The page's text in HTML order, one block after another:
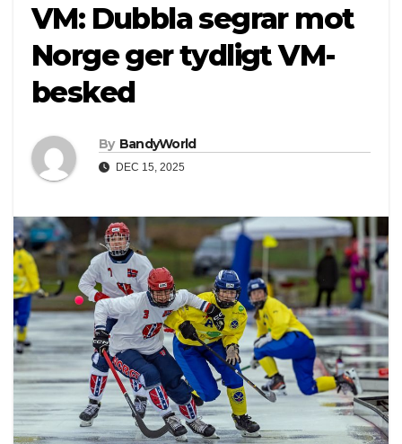
VM: Dubbla segrar mot
Norge ger tydligt VM-
besked
By BandyWorld
DEC 15, 2025